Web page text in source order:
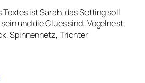
Textes ist Sarah, das Setting soll
und die Clues sind: Vogelnest,
Spinnennetz, Trichter